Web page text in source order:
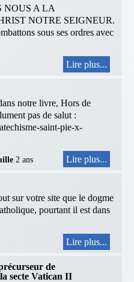
NOUS A LA
NOTRE SEIGNEUR.
sous ses ordres avec
Lire plus...
notre livre, Hors de
pas de salut :
saint-pie-x-
2 ans Lire plus...
sur votre site que le dogme
pourtant il est dans
Lire plus...
de
secte Vatican II